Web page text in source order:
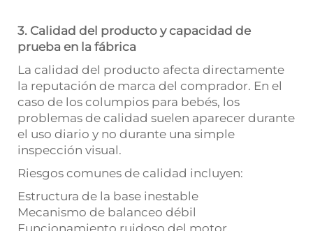
3. Calidad del producto y capacidad de
prueba en la fábrica
La calidad del producto afecta directamente
la reputación de marca del comprador. En el
caso de los columpios para bebés, los
problemas de calidad suelen aparecer durante
el uso diario y no durante una simple
inspección visual.
Riesgos comunes de calidad incluyen:
Estructura de la base inestable
Mecanismo de balanceo débil
Funcionamiento ruidoso del motor